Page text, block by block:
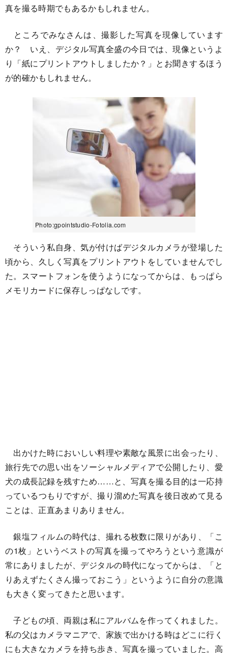
真を撮る時期でもあるかもしれません。
ところでみなさんは、撮影した写真を現像しています
か？ いえ、デジタル写真全盛の今日では、現像というよ
り「紙にプリントアウトしましたか？」とお聞きするほう
が的確かもしれません。
Photo:gpointstudio-Fotolia.com
そういう私自身、気が付けばデジタルカメラが登場した
頃から、久しく写真をプリントアウトをしていませんでし
た。スマートフォンを使うようになってからは、もっぱら
メモリカードに保存しっぱなしです。
出かけた時においしい料理や素敵な風景に出会ったり、
旅行先での思い出をソーシャルメディアで公開したり、愛
犬の成長記録を残すため……と、写真を撮る目的は一応持
っているつもりですが、撮り溜めた写真を後日改めて見る
ことは、正直あまりありません。
銀塩フィルムの時代は、撮れる枚数に限りがあり、「こ
の1枚」というベストの写真を撮ってやろうという意識が
常にありましたが、デジタルの時代になってからは、「と
りあえずたくさん撮っておこう」というように自分の意識
も大きく変ってきたと思います。
子どもの頃、両親は私にアルバムを作ってくれました。
私の父はカメラマニアで、家族で出かける時はどこに行く
にも大きなカメラを持ち歩き、写真を撮っていました。高